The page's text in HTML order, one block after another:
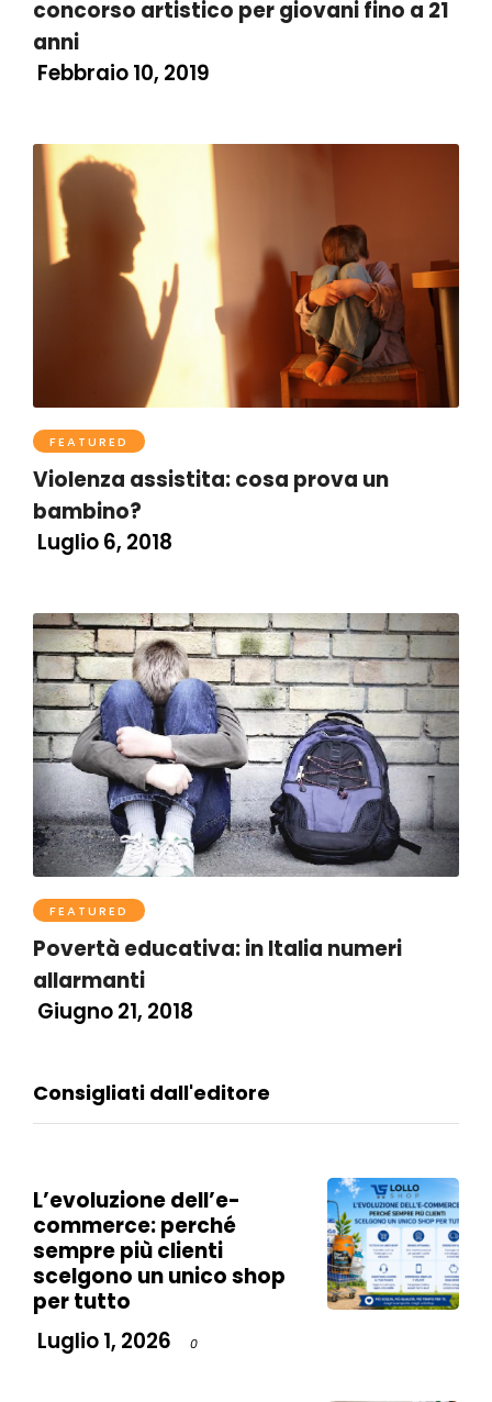
concorso artistico per giovani fino a 21
anni
Febbraio 10, 2019
FEATURED
Violenza assistita: cosa prova un
bambino?
Luglio 6, 2018
FEATURED
Povertà educativa: in Italia numeri
allarmanti
Giugno 21, 2018
Consigliati dall'editore
L’evoluzione dell’e-
commerce: perché
sempre più clienti
scelgono un unico shop
per tutto
Luglio 1, 2026
0